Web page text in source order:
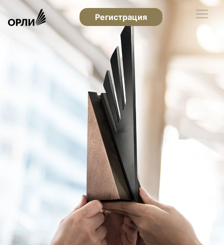
Регистрация